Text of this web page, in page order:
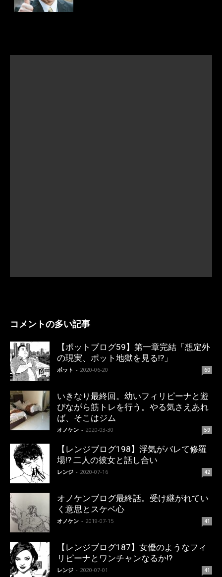
コメントの多い記事
【ポットブログ59】第一章完結「想定外
の現実、ポット地獄を見る!?」
ポット - 2020-06-20 60
いきなり最終回。幼いフィリピーナと遊
びながら筋トレを行う。やる気さえあれ
ば、そこはジム
オノケン - 2020-03-30 59
【レンジブログ198】浮気がバレて修羅
場!? 二人の彼女と話し合い
レンジ - 2020-07-16 42
オノケンブログ最終話。受け継がれてい
く意思とスケベ心
オノケン - 2019-07-15 41
【レンジブログ187】女優のようなフィ
リピーナとワンチャンなるか!?
レンジ - 2020-07-01 41